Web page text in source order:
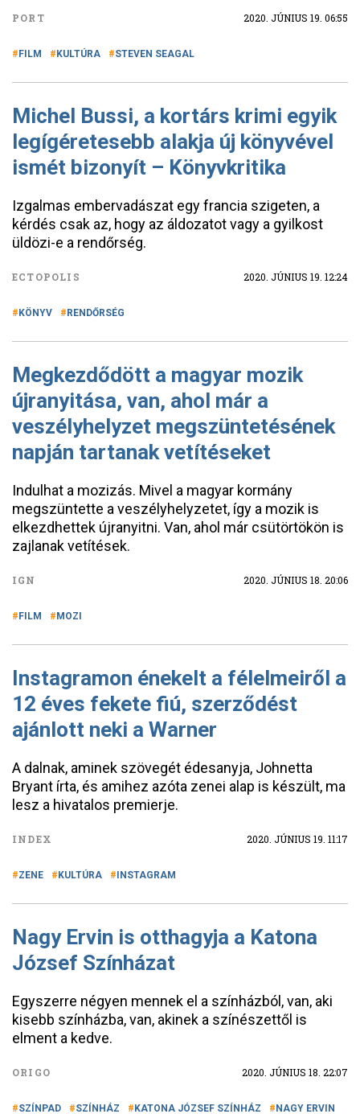
PORT 2020. JÚNIUS 19. 06:55
FILM KULTÚRA STEVEN SEAGAL
Michel Bussi, a kortárs krimi egyik
legígéretesebb alakja új könyvével
ismét bizonyít – Könyvkritika
Izgalmas embervadászat egy francia szigeten, a
kérdés csak az, hogy az áldozatot vagy a gyilkost
üldözi-e a rendőrség.
ECTOPOLIS 2020. JÚNIUS 19. 12:24
KÖNYV RENDŐRSÉG
Megkezdődött a magyar mozik
újranyitása, van, ahol már a
veszélyhelyzet megszüntetésének
napján tartanak vetítéseket
Indulhat a mozizás. Mivel a magyar kormány
megszüntette a veszélyhelyzetet, így a mozik is
elkezdhettek újranyitni. Van, ahol már csütörtökön is
zajlanak vetítések.
IGN 2020. JÚNIUS 18. 20:06
FILM MOZI
Instagramon énekelt a félelmeiről a
12 éves fekete fiú, szerződést
ajánlott neki a Warner
A dalnak, aminek szövegét édesanyja, Johnetta
Bryant írta, és amihez azóta zenei alap is készült, ma
lesz a hivatalos premierje.
INDEX 2020. JÚNIUS 19. 11:17
ZENE KULTÚRA INSTAGRAM
Nagy Ervin is otthagyja a Katona
József Színházat
Egyszerre négyen mennek el a színházból, van, aki
kisebb színházba, van, akinek a színészettől is
elment a kedve.
ORIGO 2020. JÚNIUS 18. 22:07
SZÍNPAD SZÍNHÁZ KATONA JÓZSEF SZÍNHÁZ NAGY ERVIN